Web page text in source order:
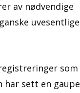
av nødvendige
uvesentlige
som
sett en gaupe